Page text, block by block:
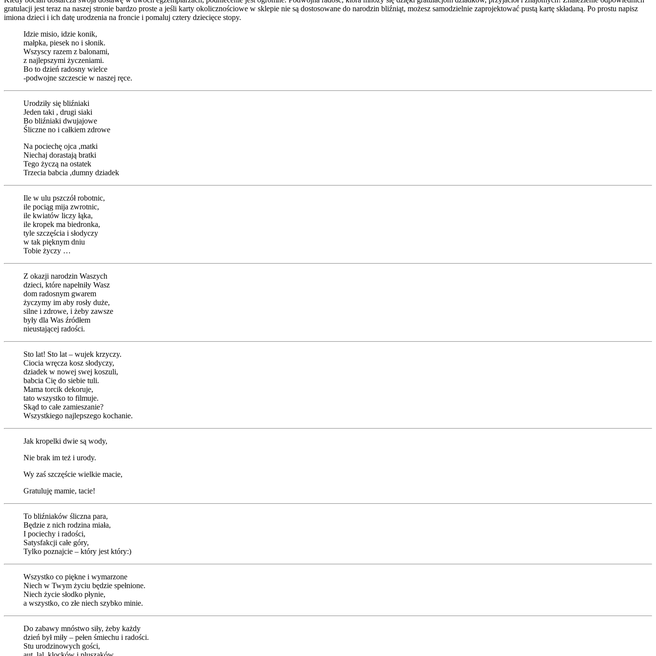
gratulacji jest teraz na naszej stronie bardzo proste a jeśli karty okolicznościowe w sklepie nie są dostosowane do narodzin bliźniąt, możesz samodzielnie zaprojektować pustą kartę składaną. Po prostu napisz
imiona dzieci i ich datę urodzenia na froncie i pomaluj cztery dziecięce stopy.
Idzie misio, idzie konik,
małpka, piesek no i słonik.
Wszyscy razem z balonami,
z najlepszymi życzeniami.
Bo to dzień radosny wielce
-podwojne szczescie w naszej ręce.
Urodziły się bliźniaki
Jeden taki , drugi siaki
Bo bliźniaki dwujajowe
Śliczne no i całkiem zdrowe
Na pociechę ojca ,matki
Niechaj dorastają bratki
Tego życzą na ostatek
Trzecia babcia ,dumny dziadek
Ile w ulu pszczół robotnic,
ile pociąg mija zwrotnic,
ile kwiatów liczy łąka,
ile kropek ma biedronka,
tyle szczęścia i słodyczy
w tak pięknym dniu
Tobie życzy …
Z okazji narodzin Waszych
dzieci, które napełniły Wasz
dom radosnym gwarem
życzymy im aby rosły duże,
silne i zdrowe, i żeby zawsze
były dla Was źródłem
nieustającej radości.
Sto lat! Sto lat – wujek krzyczy.
Ciocia wręcza kosz słodyczy,
dziadek w nowej swej koszuli,
babcia Cię do siebie tuli.
Mama torcik dekoruje,
tato wszystko to filmuje.
Skąd to całe zamieszanie?
Wszystkiego najlepszego kochanie.
Jak kropelki dwie są wody,
Nie brak im też i urody.
Wy zaś szczęście wielkie macie,
Gratuluję mamie, tacie!
To bliźniaków śliczna para,
Będzie z nich rodzina miała,
I pociechy i radości,
Satysfakcji całe góry,
Tylko poznajcie – który jest który:)
Wszystko co piękne i wymarzone
Niech w Twym życiu będzie spełnione.
Niech życie słodko płynie,
a wszystko, co złe niech szybko minie.
Do zabawy mnóstwo siły, żeby każdy
dzień był miły – pełen śmiechu i radości.
Stu urodzinowych gości,